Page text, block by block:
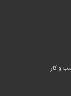
و کار